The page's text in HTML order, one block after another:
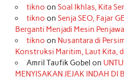
b
o
k
a
r
a
m
o
k
e
r
e
s
t
e
d
I
n
tikno on Soal Ikhlas, Kita
tikno on Senja SEO, Fajar
Berganti Menjadi Mesin
tikno on Nusantara di
Konstruksi Maritim, Laut Kita,
Amril Taufik Gobel on
MENYISAKAN JEJAK INDAH DI